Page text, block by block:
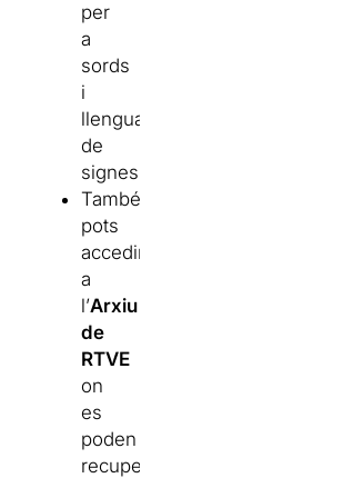
per
a
sords
i
llengua
de
signes.
També
pots
accedir
a
l’Arxiu
de
RTVE
on
es
poden
recuperar,